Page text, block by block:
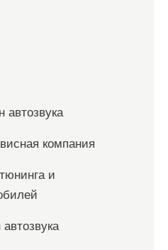
автозвука
компания
и